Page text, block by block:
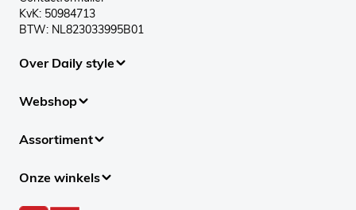
KvK: 50984713
BTW: NL823033995B01
Over Daily style
Webshop
Assortiment
Onze winkels